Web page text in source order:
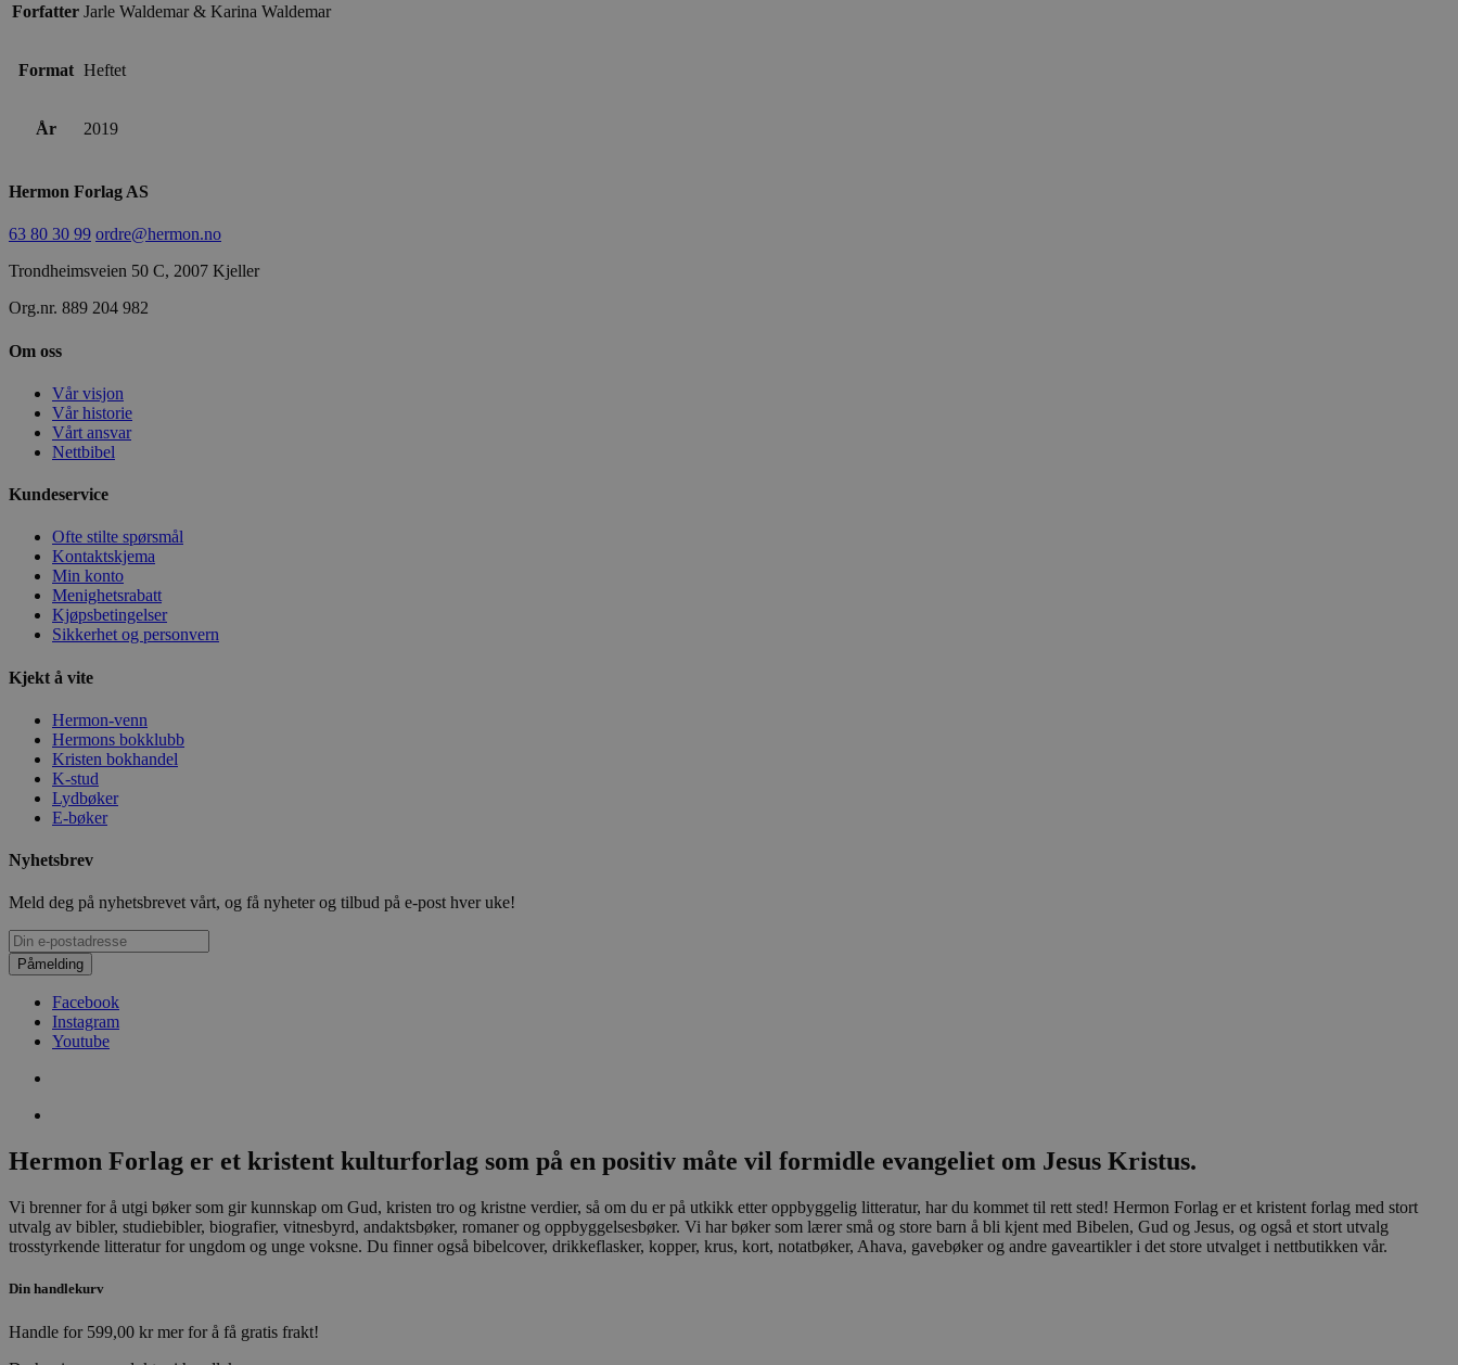
Forfatter Jarle Waldemar & Karina Waldemar
Format Heftet
År 2019
Hermon Forlag AS
63 80 30 99 ordre@hermon.no
Trondheimsveien 50 C, 2007 Kjeller
Org.nr. 889 204 982
Om oss
Vår visjon
Vår historie
Vårt ansvar
Nettbibel
Kundeservice
Ofte stilte spørsmål
Kontaktskjema
Min konto
Menighetsrabatt
Kjøpsbetingelser
Sikkerhet og personvern
Kjekt å vite
Hermon-venn
Hermons bokklubb
Kristen bokhandel
K-stud
Lydbøker
E-bøker
Nyhetsbrev
Meld deg på nyhetsbrevet vårt, og få nyheter og tilbud på e-post hver uke!
Påmelding
Facebook
Instagram
Youtube
Hermon Forlag er et kristent kulturforlag som på en positiv måte vil formidle evangeliet om Jesus Kristus.
Vi brenner for å utgi bøker som gir kunnskap om Gud, kristen tro og kristne verdier, så om du er på utkikk etter oppbyggelig litteratur, har du kommet til rett sted! Hermon Forlag er et kristent forlag med stort
utvalg av bibler, studiebibler, biografier, vitnesbyrd, andaktsbøker, romaner og oppbyggelsesbøker. Vi har bøker som lærer små og store barn å bli kjent med Bibelen, Gud og Jesus, og også et stort utvalg
trosstyrkende litteratur for ungdom og unge voksne. Du finner også bibelcover, drikkeflasker, kopper, krus, kort, notatbøker, Ahava, gavebøker og andre gaveartikler i det store utvalget i nettbutikken vår.
Din handlekurv
Handle for 599,00 krmer for å få gratis frakt!